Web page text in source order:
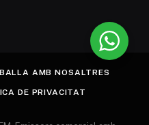
AMB NOSALTRES
DE PRIVACITAT